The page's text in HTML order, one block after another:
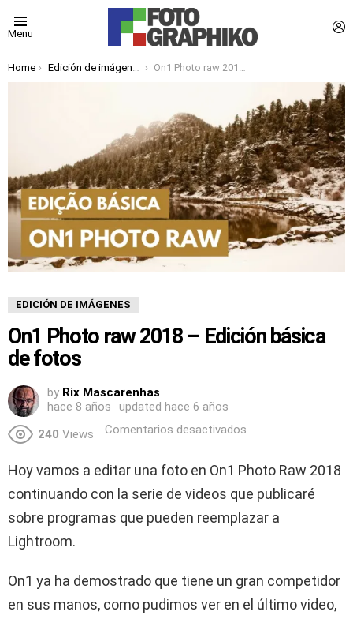
Menu
You are here:
Home Edición de imágenes On1 Photo raw 2018 – Edición básica de fotos
EDICIÓN DE IMÁGENES
On1 Photo raw 2018 – Edición básica
de fotos
by Rix Mascarenhas
hace 8 años
updated hace 6 años
240 Views Comentarios desactivados
Hoy vamos a editar una foto en On1 Photo Raw 2018
continuando con la serie de videos que publicaré
sobre programas que pueden reemplazar a
Lightroom.
On1 ya ha demostrado que tiene un gran competidor
en sus manos, como pudimos ver en el último video,